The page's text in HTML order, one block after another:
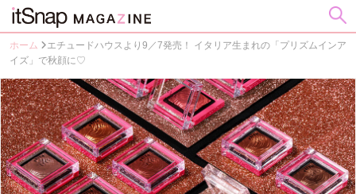
ホーム
エチュードハウスより9／7発売！ イタリア生まれの「プリズムインア
イズ」で秋顔に♡